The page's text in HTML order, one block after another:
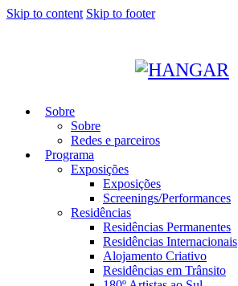
Skip to content Skip to footer
Sobre
Sobre
Redes e parceiros
Programa
Exposições
Exposições
Screenings/Performances
Residências
Residências Permanentes
Residências Internacionais
Alojamento Criativo
Residências em Trânsito